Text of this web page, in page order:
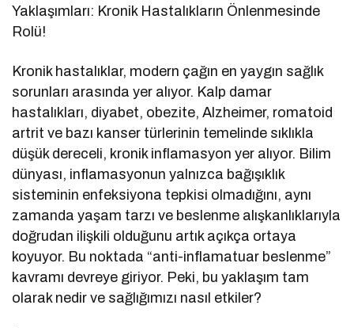
Yaklaşımları: Kronik Hastalıkların Önlenmesinde
Rolü!
Kronik hastalıklar, modern çağın en yaygın sağlık
sorunları arasında yer alıyor. Kalp damar
hastalıkları, diyabet, obezite, Alzheimer, romatoid
artrit ve bazı kanser türlerinin temelinde sıklıkla
düşük dereceli, kronik inflamasyon yer alıyor. Bilim
dünyası, inflamasyonun yalnızca bağışıklık
sisteminin enfeksiyona tepkisi olmadığını, aynı
zamanda yaşam tarzı ve beslenme alışkanlıklarıyla
doğrudan ilişkili olduğunu artık açıkça ortaya
koyuyor. Bu noktada “anti-inflamatuar beslenme”
kavramı devreye giriyor. Peki, bu yaklaşım tam
olarak nedir ve sağlığımızı nasıl etkiler?